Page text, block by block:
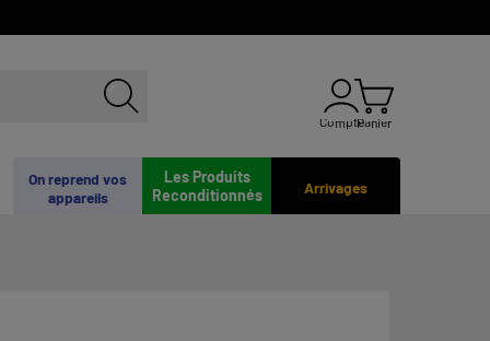
ComptePanier
Arrivages
Les Produits
Reconditionnés
On reprend vos
appareils